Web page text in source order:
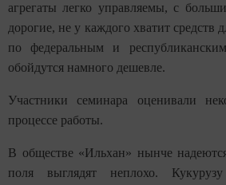
агрегаты легко управляемы, с
дорогие, не у каждого хватит средств
по федеральным и
обойдутся намного дешевле.
Участники семинара оценивали
процессе работы.
В обществе «Ильхан» нынче
поля выглядят неплохо.